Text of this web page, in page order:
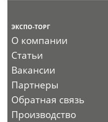
ЭКСПО-ТОРГ
О компании
Статьи
Вакансии
Партнеры
Обратная связь
Производство